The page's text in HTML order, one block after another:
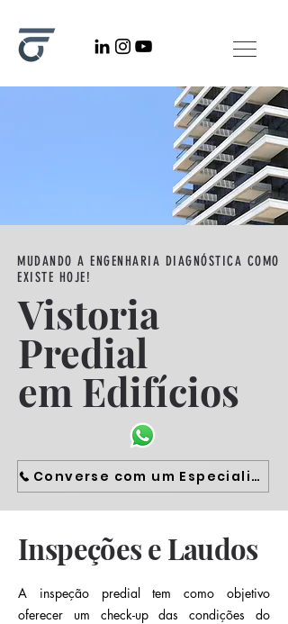
Inspeções e Laudos
A inspeção predial tem como objetivo
oferecer um check-up das condições do
MUDANDO A ENGENHARIA DIAGNÓSTICA COMO
EXISTE HOJE!
Vistoria
Predial
em Edifícios
Converse com um Especialista